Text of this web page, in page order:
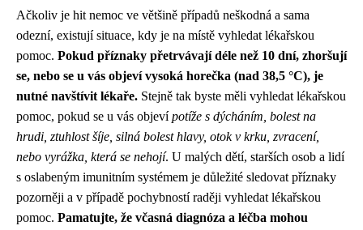
Ačkoliv je hit nemoc ve většině případů neškodná a sama
odezní, existují situace, kdy je na místě vyhledat lékařskou
pomoc. Pokud příznaky přetrvávají déle než 10 dní, zhoršují
se, nebo se u vás objeví vysoká horečka (nad 38,5 °C), je
nutné navštívit lékaře. Stejně tak byste měli vyhledat lékařskou
pomoc, pokud se u vás objevípotíže s dýcháním, bolest na
hrudi, ztuhlost šíje, silná bolest hlavy, otok v krku, zvracení,
nebo vyrážka, která se nehojí. U malých dětí, starších osob a lidí
s oslabeným imunitním systémem je důležité sledovat příznaky
pozorněji a v případě pochybností raději vyhledat lékařskou
pomoc. Pamatujte, že včasná diagnóza a léčba mohou